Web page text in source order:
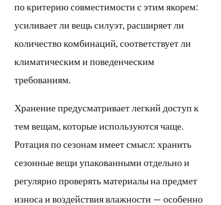
по критерию совместимости с этим якорем:
усиливает ли вещь силуэт, расширяет ли
количество комбинаций, соответствует ли
климатическим и поведенческим
требованиям.
Хранение предусматривает легкий доступ к
тем вещам, которые используются чаще.
Ротация по сезонам имеет смысл: хранить
сезонные вещи упакованными отдельно и
регулярно проверять материалы на предмет
износа и воздействия влажности — особенно